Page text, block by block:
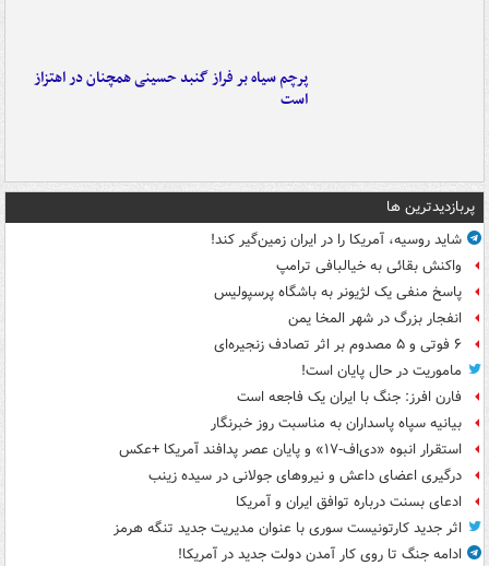
پرچم سیاه بر فراز گنبد حسینی همچنان در اهتزاز
است
پربازدیدترین ها
شاید روسیه، آمریکا را در ایران زمین‌گیر کند!
واکنش بقائی به خیالبافی ترامپ
پاسخ منفی یک لژیونر به باشگاه پرسپولیس
انفجار بزرگ در شهر المخا یمن
۶ فوتی و ۵ مصدوم بر اثر تصادف زنجیره‌ای
ماموریت در حال پایان است!
فارن افرز: جنگ با ایران یک فاجعه است
بیانیه سپاه پاسداران به مناسبت روز خبرنگار
استقرار انبوه «دی‌اف‑۱۷» و پایان عصر پدافند آمریکا +عکس
درگیری اعضای داعش و نیروهای جولانی در سیده زینب
ادعای بسنت درباره توافق ایران و آمریکا
اثر جدید کارتونیست سوری با عنوان مدیریت جدید تنگه هرمز
ادامه جنگ تا روی کار آمدن دولت جدید در آمریکا!